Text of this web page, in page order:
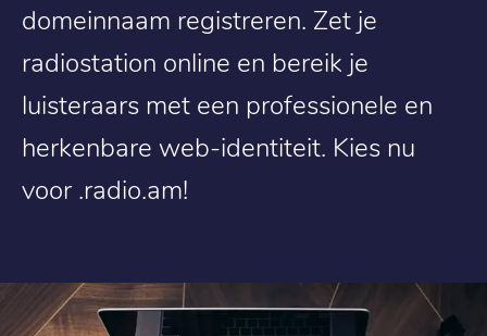
domeinnaam registreren. Zet je
radiostation online en bereik je
luisteraars met een professionele en
herkenbare web-identiteit. Kies nu
voor .radio.am!